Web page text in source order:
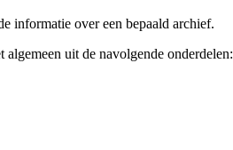
informatie over een bepaald archief.
algemeen uit de navolgende onderdelen: